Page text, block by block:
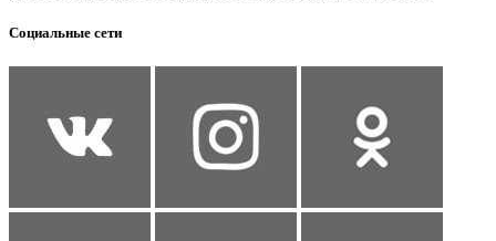
Социальные сети